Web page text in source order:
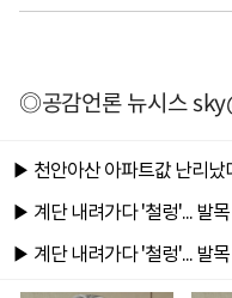
◎공감언론 뉴시스